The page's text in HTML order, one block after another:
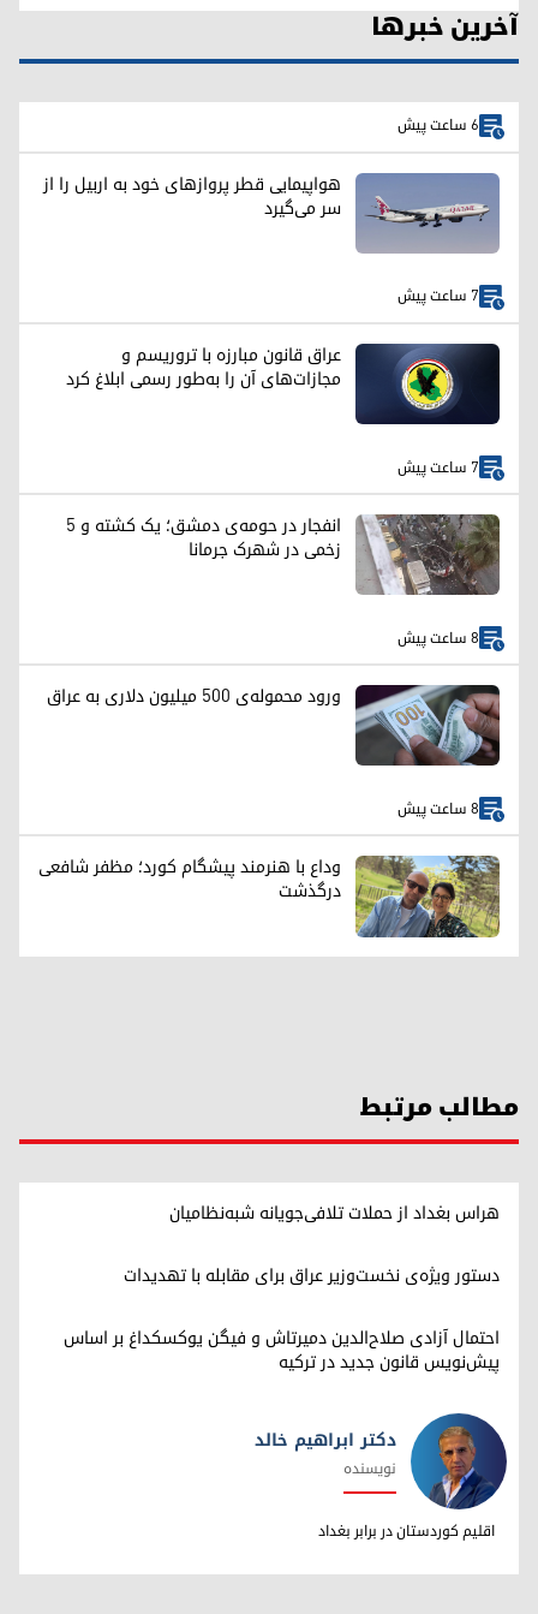
آخرین خبرها
6 ساعت پیش
هواپیمایی قطر پروازهای خود به اربیل را از
سر می‌گیرد
7 ساعت پیش
عراق قانون مبارزه با تروریسم و
مجازات‌های آن را به‌طور رسمی ابلاغ کرد
7 ساعت پیش
انفجار در حومه‌ی دمشق؛ یک کشته و ۵
زخمی در شهرک جرمانا
8 ساعت پیش
ورود محموله‌ی ۵۰۰ میلیون دلاری به عراق
8 ساعت پیش
وداع با هنرمند پیشگام کورد؛ مظفر شافعی
درگذشت
مطالب مرتبط
هراس بغداد از حملات تلافی‌جویانه شبه‌نظامیان
دستور ویژه‌ی نخست‌وزیر عراق برای مقابله با تهدیدات
احتمال آزادی صلاح‌الدین دمیرتاش و فیگن یوکسکداغ بر اساس
پیش‌نویس قانون جدید در ترکیه
دکتر ابراهیم خالد
دکتر ابراهیم خالد
نویسنده
اقلیم کوردستان در برابر بغداد